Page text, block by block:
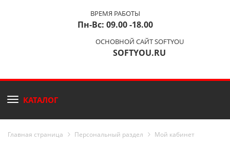
ВРЕМЯ РАБОТЫ
Пн-Вс: 09.00 -18.00
ОСНОВНОЙ САЙТ SOFTYOU
SOFTYOU.RU
КАТАЛОГ
Главная страница Персональный раздел Мой кабинет